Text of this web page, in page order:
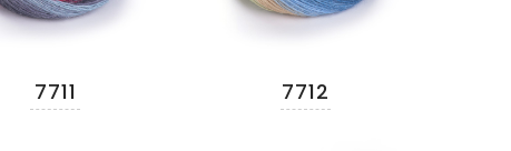
7711 7712